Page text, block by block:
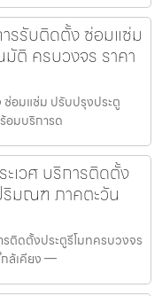
รรับติดตั้ง ซ่อมแซ่ม
ติ ครบวงจร ราคา
อมแซ่ม ปรับปรุงประตู
อมบริการด
เวศ บริการติดตั้ง
ริมณฑ ภาคตะวัน
ติดตั้งประตูรีโมทครบวงจร
ล้เคียง —